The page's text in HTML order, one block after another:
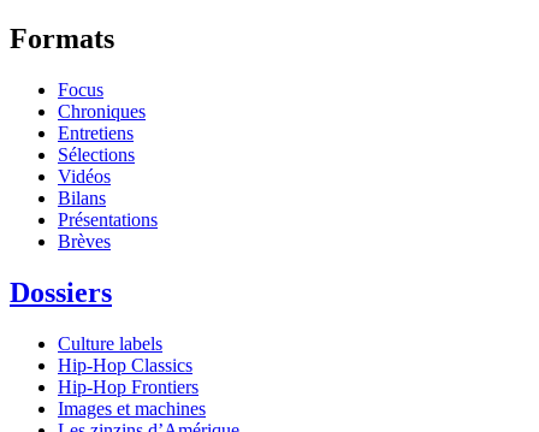
Formats
Focus
Chroniques
Entretiens
Sélections
Vidéos
Bilans
Présentations
Brèves
Dossiers
Culture labels
Hip-Hop Classics
Hip-Hop Frontiers
Images et machines